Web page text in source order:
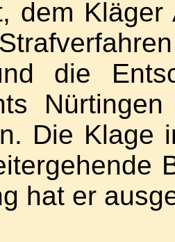
dem
die
Die Klage
hat er